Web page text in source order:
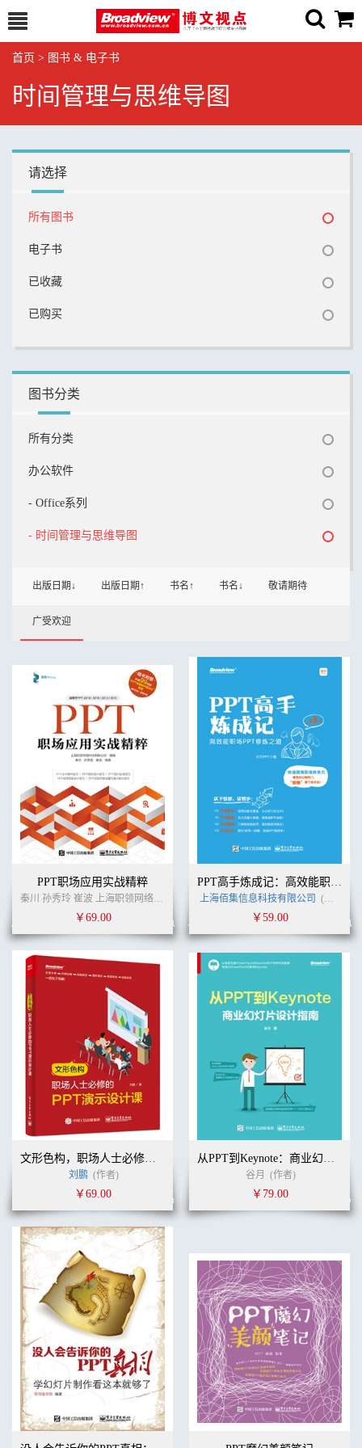
首页 > 图书 & 电子书
时间管理与思维导图
请选择
所有图书
电子书
已收藏
已购买
图书分类
所有分类
办公软件
- Office系列
- 时间管理与思维导图
出版日期↓ 出版日期↑ 书名↑ 书名↓ 敬请期待
广受欢迎
PPT职场应用实战精粹
秦川 孙秀玲 崔波 上海职领网络科技有限公司 (作者)
￥69.00
PPT高手炼成记：高效能职场PPT修炼之道
上海佰集信息科技有限公司 (作者)
￥59.00
文形色构，职场人士必修的PPT演示设计课
刘鹏 (作者)
￥69.00
从PPT到Keynote：商业幻灯片设计指南
谷月 (作者)
￥79.00